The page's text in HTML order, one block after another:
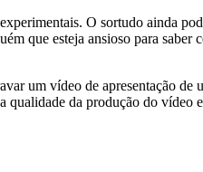
O sortudo ainda
que esteja ansioso para
um vídeo de apresentação
da produção do vídeo